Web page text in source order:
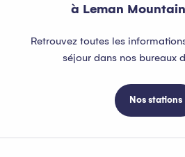
à Leman
Retrouvez toutes les
séjour dans nos bureaux
Nos stations